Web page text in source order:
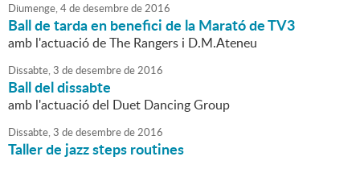
Diumenge,4dedesembrede2016
Ball de tarda en benefici de la Marató de TV3
amb l'actuació de The Rangers i D.M.Ateneu
Dissabte,3 dedesembrede2016
Ball del dissabte
amb l'actuació del Duet Dancing Group
Dissabte,3 dedesembrede2016
Taller de jazz steps routines